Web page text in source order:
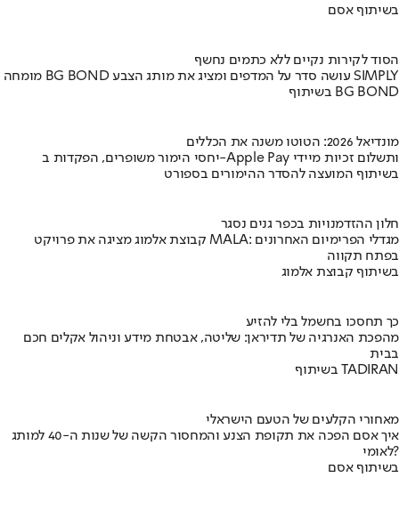
בשיתוף אסם
הסוד לקירות נקיים ללא כתמים נחשף
מומחה BG BOND עושה סדר על המדפים ומציג את מותג הצבע SIMPLY
בשיתוף BG BOND
מונדיאל 2026: הטוטו משנה את הכללים
יחסי הימור משופרים, הפקדות ב-Apple Pay ותשלום זכיות מיידי
בשיתוף המועצה להסדר ההימורים בספורט
חלון ההזדמנויות בכפר גנים נסגר
קבוצת אלמוג מציגה את פרויקט MALA: מגדלי הפרימיום האחרונים
בפתח תקווה
בשיתוף קבוצת אלמוג
כך תחסכו בחשמל בלי להזיע
מהפכת האנרגיה של תדיראן: שליטה, אבטחת מידע וניהול אקלים חכם
בבית
בשיתוף TADIRAN
מאחורי הקלעים של הטעם הישראלי
איך אסם הפכה את תקופת הצנע והמחסור הקשה של שנות ה-40 למותג
לאומי?
בשיתוף אסם